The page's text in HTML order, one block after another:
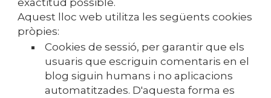
exactitud possible.
Aquest lloc web utilitza les següents cookies
pròpies:
Cookies de sessió, per garantir que els
usuaris que escriguin comentaris en el
blog siguin humans i no aplicacions
automatitzades. D'aquesta forma es